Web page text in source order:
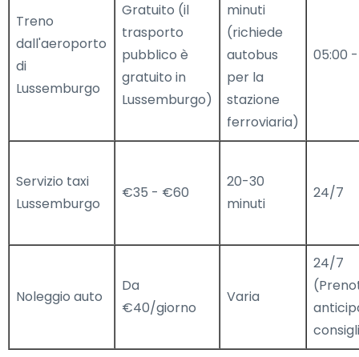
Treno
dall'aeroporto
di
Lussemburgo
Gratuito (il
trasporto
pubblico è
gratuito in
Lussemburgo)
minuti
(richiede
autobus
per la
stazione
ferroviaria)
05:00
Servizio taxi
Lussemburgo
€35 - €60
20-30
minuti
24/7
Noleggio auto
Da
€40/giorno
Varia
24/7